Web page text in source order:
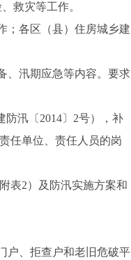
救灾等工作。
；各区（县）住房城乡建
、汛期应急等内容。要求
汛〔2014〕2号），补
任单位、责任人员的岗
表2）及防汛实施方案和
户、拒查户和老旧危破平